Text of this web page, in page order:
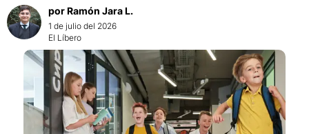
porRamón Jara L.
1 de julio del 2026
El Líbero